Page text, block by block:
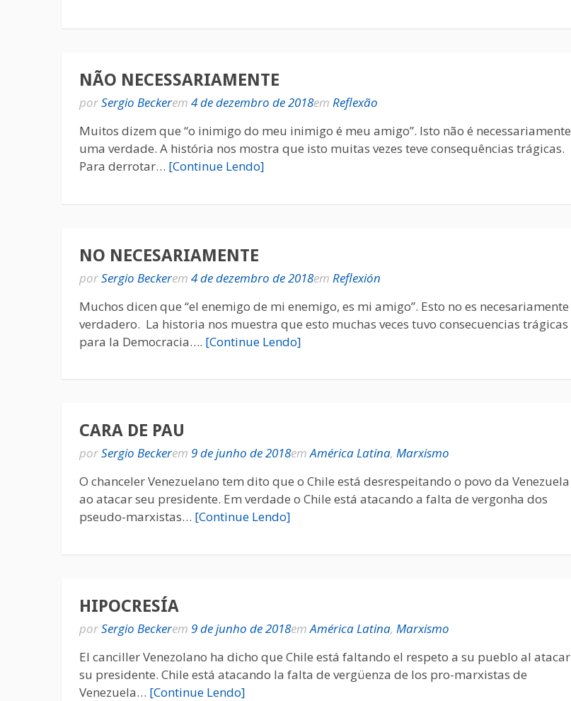
NÃO NECESSARIAMENTE
porSergio Beckerem 4 de dezembro de 2018em Reflexão
Muitos dizem que “o inimigo do meu inimigo é meu amigo”. Isto não é necessariamente
uma verdade. A história nos mostra que isto muitas vezes teve consequências trágicas.
Para derrotar… [Continue Lendo]
NO NECESARIAMENTE
porSergio Beckerem 4 de dezembro de 2018em Reflexión
Muchos dicen que “el enemigo de mi enemigo, es mi amigo”. Esto no es necesariamente
verdadero. La historia nos muestra que esto muchas veces tuvo consecuencias trágicas
para la Democracia…. [Continue Lendo]
CARA DE PAU
porSergio Beckerem 9 de junho de 2018emAmérica Latina, Marxismo
O chanceler Venezuelano tem dito que o Chile está desrespeitando o povo da Venezuela
ao atacar seu presidente. Em verdade o Chile está atacando a falta de vergonha dos
pseudo-marxistas… [Continue Lendo]
HIPOCRESÍA
porSergio Beckerem 9 de junho de 2018emAmérica Latina, Marxismo
El canciller Venezolano ha dicho que Chile está faltando el respeto a su pueblo al atacar
su presidente. Chile está atacando la falta de vergüenza de los pro-marxistas de
Venezuela… [Continue Lendo]